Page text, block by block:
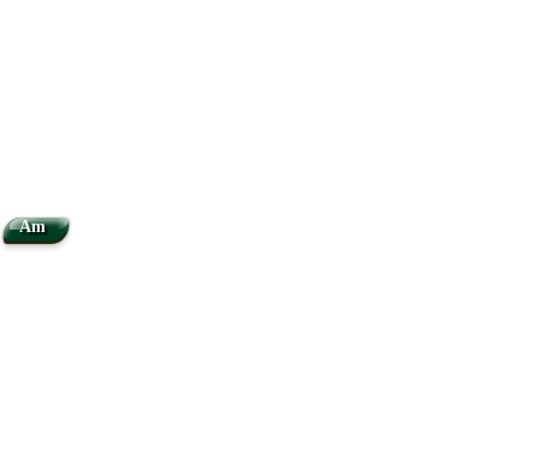
Am